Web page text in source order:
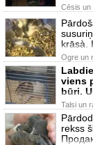
Cēsis un
krāsà.
Ogre un
viens
būri.
Talsi un
rekss